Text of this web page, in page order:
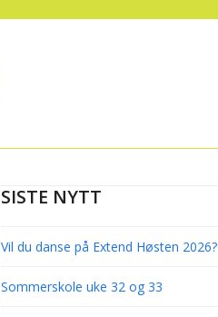
SISTE NYTT
Vil du danse på Extend Høsten 2026?
Sommerskole uke 32 og 33